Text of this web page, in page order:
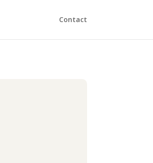
Contact